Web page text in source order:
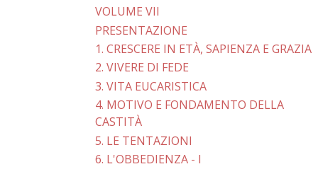
VOLUME VII
PRESENTAZIONE
1. CRESCERE IN ETÀ, SAPIENZA E GRAZIA
2. VIVERE DI FEDE
3. VITA EUCARISTICA
4. MOTIVO E FONDAMENTO DELLA
CASTITÀ
5. LE TENTAZIONI
6. L'OBBEDIENZA - I